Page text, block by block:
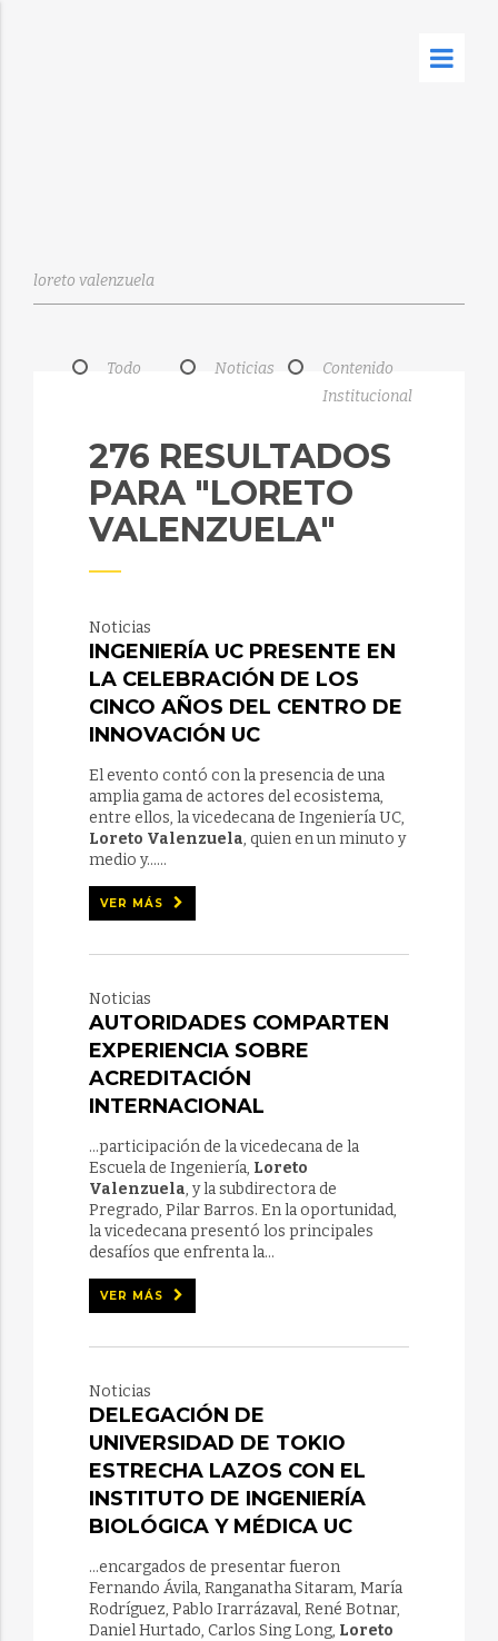
Todo Noticias
Contenido
Institucional
276 RESULTADOS
PARA "LORETO
VALENZUELA"
Noticias
INGENIERÍA UC PRESENTE EN
LA CELEBRACIÓN DE LOS
CINCO AÑOS DEL CENTRO DE
INNOVACIÓN UC
El evento contó con la presencia de una
amplia gama de actores del ecosistema,
entre ellos, la vicedecana de Ingeniería UC,
Loreto Valenzuela, quien en un minuto y
medio y......
VER MÁS
Noticias
AUTORIDADES COMPARTEN
EXPERIENCIA SOBRE
ACREDITACIÓN
INTERNACIONAL
...participación de la vicedecana de la
Escuela de Ingeniería, Loreto
Valenzuela, y la subdirectora de
Pregrado, Pilar Barros. En la oportunidad,
la vicedecana presentó los principales
desafíos que enfrenta la...
VER MÁS
Noticias
DELEGACIÓN DE
UNIVERSIDAD DE TOKIO
ESTRECHA LAZOS CON EL
INSTITUTO DE INGENIERÍA
BIOLÓGICA Y MÉDICA UC
...encargados de presentar fueron
Fernando Ávila, Ranganatha Sitaram, María
Rodríguez, Pablo Irarrázaval, René Botnar,
Daniel Hurtado, Carlos Sing Long, Loreto